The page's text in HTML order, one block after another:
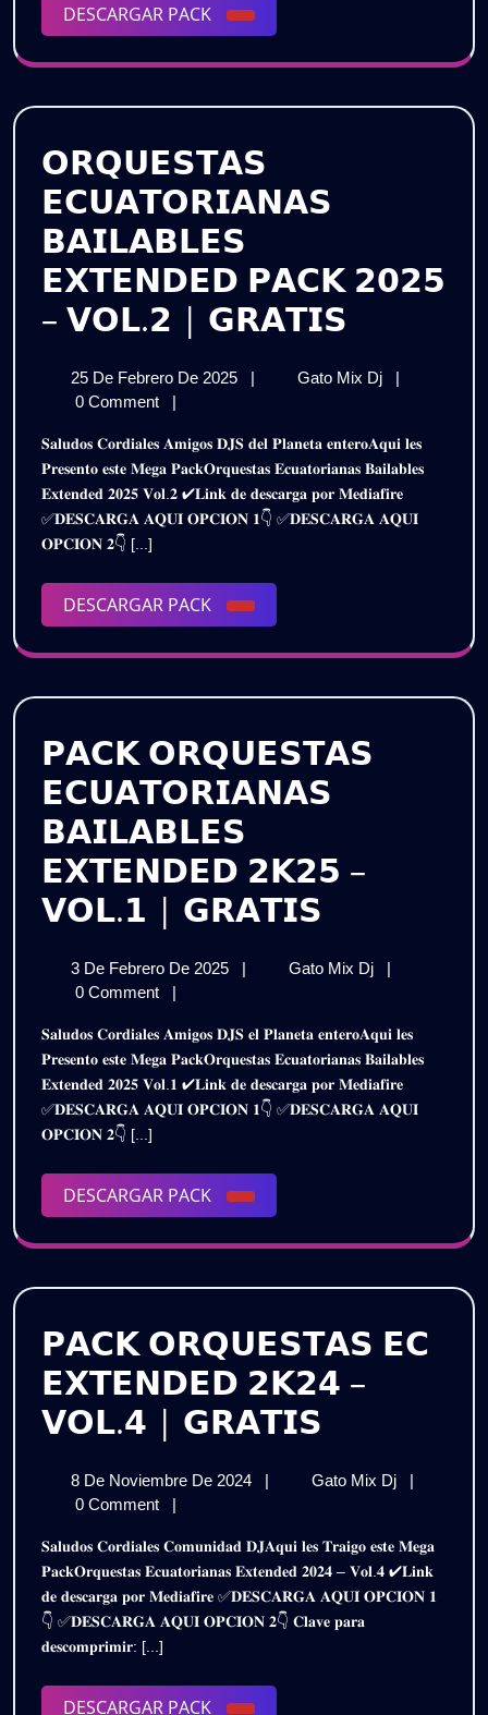
𝗚𝗥𝗔𝗧𝗜𝗦
DESCARGAR PACK
DESCARGAR
PACK
𝗢𝗥𝗤𝗨𝗘𝗦𝗧𝗔𝗦
𝗘𝗖𝗨𝗔𝗧𝗢𝗥𝗜𝗔𝗡𝗔𝗦
𝗕𝗔𝗜𝗟𝗔𝗕𝗟𝗘𝗦
𝗘𝗫𝗧𝗘𝗡𝗗𝗘𝗗 𝗣𝗔𝗖𝗞 𝟮𝟬𝟮𝟱
– 𝗩𝗢𝗟.𝟮 | 𝗚𝗥𝗔𝗧𝗜𝗦
𝗣𝗔𝗖𝗞
𝟮𝟬𝟮𝟱
𝗚𝗥𝗔𝗧𝗜𝗦
25 De Febrero De 2025
25
De
2025
| Gato Mix Dj
𝗘𝗫𝗧𝗘𝗡𝗗𝗘𝗗
𝗣𝗔𝗖𝗞
𝟮𝟬𝟮𝟱
–
|
0 Comment
|
𝐒𝐚𝐥𝐮𝐝𝐨𝐬 𝐂𝐨𝐫𝐝𝐢𝐚𝐥𝐞𝐬 𝐀𝐦𝐢𝐠𝐨𝐬 𝐃𝐉𝐒 𝐝𝐞𝐥 𝐏𝐥𝐚𝐧𝐞𝐭𝐚 𝐞𝐧𝐭𝐞𝐫𝐨𝐀𝐪𝐮𝐢 𝐥𝐞𝐬
𝐏𝐫𝐞𝐬𝐞𝐧𝐭𝐨 𝐞𝐬𝐭𝐞 𝐌𝐞𝐠𝐚 𝐏𝐚𝐜𝐤𝐎𝐫𝐪𝐮𝐞𝐬𝐭𝐚𝐬 𝐄𝐜𝐮𝐚𝐭𝐨𝐫𝐢𝐚𝐧𝐚𝐬 𝐁𝐚𝐢𝐥𝐚𝐛𝐥𝐞𝐬
𝐄𝐱𝐭𝐞𝐧𝐝𝐞𝐝 𝟐𝟎𝟐𝟓 𝐕𝐨𝐥.𝟐 ✔𝐋𝐢𝐧𝐤 𝐝𝐞 𝐝𝐞𝐬𝐜𝐚𝐫𝐠𝐚 𝐩𝐨𝐫 𝐌𝐞𝐝𝐢𝐚𝐟𝐢𝐫𝐞
✅𝐃𝐄𝐒𝐂𝐀𝐑𝐆𝐀 𝐀𝐐𝐔𝐈 𝐎𝐏𝐂𝐈𝐎𝐍 𝟏👇 ✅𝐃𝐄𝐒𝐂𝐀𝐑𝐆𝐀 𝐀𝐐𝐔𝐈
𝐎𝐏𝐂𝐈𝐎𝐍 𝟐👇 [...]
DESCARGAR PACK
DESCARGAR
PACK
𝗣𝗔𝗖𝗞 𝗢𝗥𝗤𝗨𝗘𝗦𝗧𝗔𝗦
𝗘𝗖𝗨𝗔𝗧𝗢𝗥𝗜𝗔𝗡𝗔𝗦
𝗕𝗔𝗜𝗟𝗔𝗕𝗟𝗘𝗦
𝗘𝗫𝗧𝗘𝗡𝗗𝗘𝗗 𝟮𝗞𝟮𝟱 –
𝗩𝗢𝗟.𝟭 | 𝗚𝗥𝗔𝗧𝗜𝗦
𝟮𝗞𝟮𝟱
𝗚𝗥𝗔𝗧𝗜𝗦
3 De Febrero De 2025
De
2025
| Gato Mix Dj
𝗣𝗔𝗖𝗞
𝗕𝗔𝗜𝗟𝗔𝗕𝗟𝗘𝗦
𝗘𝗫𝗧𝗘𝗡𝗗𝗘𝗗
𝟮𝗞𝟮𝟱
–
|
0 Comment
|
𝐒𝐚𝐥𝐮𝐝𝐨𝐬 𝐂𝐨𝐫𝐝𝐢𝐚𝐥𝐞𝐬 𝐀𝐦𝐢𝐠𝐨𝐬 𝐃𝐉𝐒 𝐞𝐥 𝐏𝐥𝐚𝐧𝐞𝐭𝐚 𝐞𝐧𝐭𝐞𝐫𝐨𝐀𝐪𝐮𝐢 𝐥𝐞𝐬
𝐏𝐫𝐞𝐬𝐞𝐧𝐭𝐨 𝐞𝐬𝐭𝐞 𝐌𝐞𝐠𝐚 𝐏𝐚𝐜𝐤𝐎𝐫𝐪𝐮𝐞𝐬𝐭𝐚𝐬 𝐄𝐜𝐮𝐚𝐭𝐨𝐫𝐢𝐚𝐧𝐚𝐬 𝐁𝐚𝐢𝐥𝐚𝐛𝐥𝐞𝐬
𝐄𝐱𝐭𝐞𝐧𝐝𝐞𝐝 𝟐𝟎𝟐𝟓 𝐕𝐨𝐥.𝟏 ✔𝐋𝐢𝐧𝐤 𝐝𝐞 𝐝𝐞𝐬𝐜𝐚𝐫𝐠𝐚 𝐩𝐨𝐫 𝐌𝐞𝐝𝐢𝐚𝐟𝐢𝐫𝐞
✅𝐃𝐄𝐒𝐂𝐀𝐑𝐆𝐀 𝐀𝐐𝐔𝐈 𝐎𝐏𝐂𝐈𝐎𝐍 𝟏👇 ✅𝐃𝐄𝐒𝐂𝐀𝐑𝐆𝐀 𝐀𝐐𝐔𝐈
𝐎𝐏𝐂𝐈𝐎𝐍 𝟐👇 [...]
DESCARGAR PACK
DESCARGAR
PACK
𝗣𝗔𝗖𝗞 𝗢𝗥𝗤𝗨𝗘𝗦𝗧𝗔𝗦 𝗘𝗖
𝗘𝗫𝗧𝗘𝗡𝗗𝗘𝗗 𝟮𝗞𝟮𝟰 –
𝗩𝗢𝗟.𝟰 | 𝗚𝗥𝗔𝗧𝗜𝗦
𝗘𝗖
𝟮𝗞𝟮𝟰
–
8 De Noviembre De 2024
De
2024
| Gato Mix Dj
𝗣𝗔𝗖𝗞
𝟮𝗞𝟮𝟰
–
|
0 Comment
|
𝐒𝐚𝐥𝐮𝐝𝐨𝐬 𝐂𝐨𝐫𝐝𝐢𝐚𝐥𝐞𝐬 𝐂𝐨𝐦𝐮𝐧𝐢𝐝𝐚𝐝 𝐃𝐉𝐀𝐪𝐮𝐢 𝐥𝐞𝐬 𝐓𝐫𝐚𝐢𝐠𝐨 𝐞𝐬𝐭𝐞 𝐌𝐞𝐠𝐚
𝐏𝐚𝐜𝐤𝐎𝐫𝐪𝐮𝐞𝐬𝐭𝐚𝐬 𝐄𝐜𝐮𝐚𝐭𝐨𝐫𝐢𝐚𝐧𝐚𝐬 𝐄𝐱𝐭𝐞𝐧𝐝𝐞𝐝 𝟐𝟎𝟐𝟒 – 𝐕𝐨𝐥.𝟒 ✔𝐋𝐢𝐧𝐤
𝐝𝐞 𝐝𝐞𝐬𝐜𝐚𝐫𝐠𝐚 𝐩𝐨𝐫 𝐌𝐞𝐝𝐢𝐚𝐟𝐢𝐫𝐞 ✅𝐃𝐄𝐒𝐂𝐀𝐑𝐆𝐀 𝐀𝐐𝐔𝐈 𝐎𝐏𝐂𝐈𝐎𝐍 𝟏
👇 ✅𝐃𝐄𝐒𝐂𝐀𝐑𝐆𝐀 𝐀𝐐𝐔𝐈 𝐎𝐏𝐂𝐈𝐎𝐍 𝟐👇 𝐂𝐥𝐚𝐯𝐞 𝐩𝐚𝐫𝐚
𝐝𝐞𝐬𝐜𝐨𝐦𝐩𝐫𝐢𝐦𝐢𝐫: [...]
DESCARGAR PACK DESCARGAR